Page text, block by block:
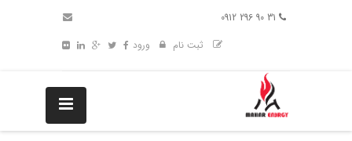
ثبت نام
ورود